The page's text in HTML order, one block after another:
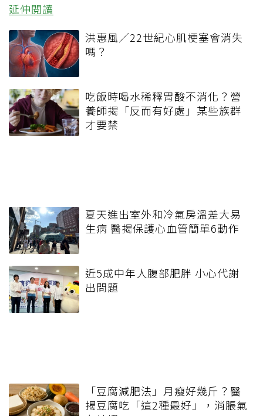
延伸閱讀
洪惠風／22世紀心肌梗塞會消失
嗎？
吃飯時喝水稀釋胃酸不消化？營
養師揭「反而有好處」某些族群
才要禁
夏天進出室外和冷氣房溫差大易
生病 醫揭保護心血管簡單6動作
近5成中年人腹部肥胖 小心代謝
出問題
「豆腐減肥法」月瘦好幾斤？醫
揭豆腐吃「這2種最好」，消脹氣